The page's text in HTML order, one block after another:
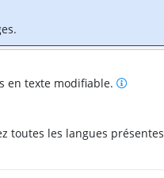
en texte modifiable.
toutes les langues présentes